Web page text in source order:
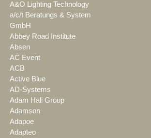
A&O Lighting Technology
a/c/t Beratungs & System
GmbH
Abbey Road Institute
Absen
AC Event
ACB
Active Blue
AD-Systems
Adam Hall Group
Adamson
Adapoe
Adapteo